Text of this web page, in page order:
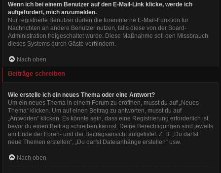
Wenn ich bei einem Benutzer auf den E-Mail-Link klicke, werde ich
aufgefordert, mich anzumelden.
Nur registrierte Benutzer dürfen die foreninterne E-Mail-Funktion für
Nachrichten an andere Benutzer nutzen, falls diese von der Board-
Administration freigeschaltet wurde. Diese Maßnahme soll den Missbrauch
dieses Systems durch Gäste verhindern.
Nach oben
Beiträge schreiben
Wie erstelle ich ein neues Thema oder eine Antwort?
Um ein neues Thema in einem Forum zu eröffnen, musst du auf „Neues
Thema“ klicken. Um auf einen Beitrag zu antworten, musst du auf
„Antworten“ klicken. Es könnte sein, dass eine Registrierung erforderlich ist,
bevor du einen Beitrag schreiben kannst. Deine Berechtigungen sind jeweils
am Ende der Foren- und der Beitragsansicht aufgelistet. Z. B. „Du darfst
neue Themen erstellen“, „Du darfst Dateianhänge erstellen“ usw.
Nach oben